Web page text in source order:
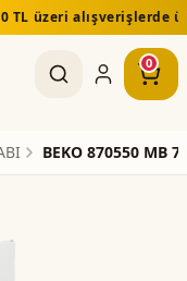
ücretsiz kargo ve
0
BEKO 870550 MB